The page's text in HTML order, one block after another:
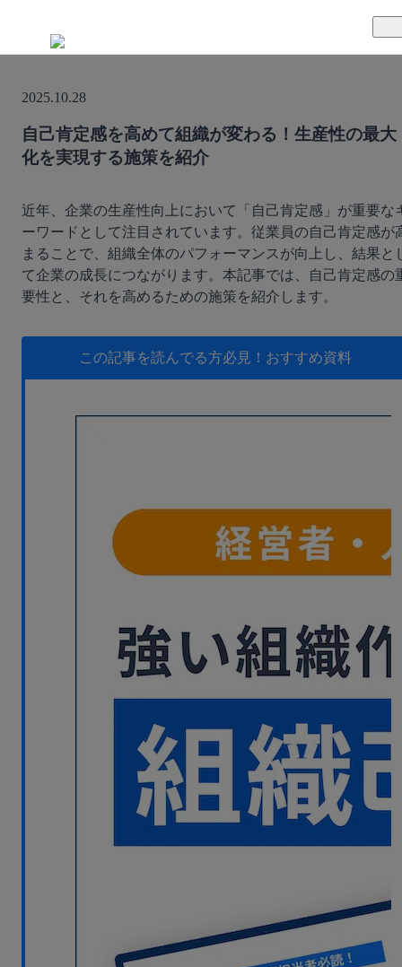
TUNAGの特徴
サポート体制
セキュリティ体制
料金案内
導入事例
活用方法
運営会社
セミナー
無料デモを見る
2025.10.28
自己肯定感を高めて組織が変わる！生産性の最大
化を実現する施策を紹介
近年、企業の生産性向上において「自己肯定感」が重要な
ーワードとして注目されています。従業員の自己肯定感が
まることで、組織全体のパフォーマンスが向上し、結果と
て企業の成長につながります。本記事では、自己肯定感の
要性と、それを高めるための施策を紹介します。
この記事を読んでる方必見！ おすすめ資料